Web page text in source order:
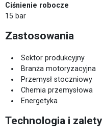
Ciśnienie robocze
15 bar
Zastosowania
Sektor produkcyjny
Branża motoryzacyjna
Przemysł stoczniowy
Chemia przemysłowa
Energetyka
Technologia i zalety